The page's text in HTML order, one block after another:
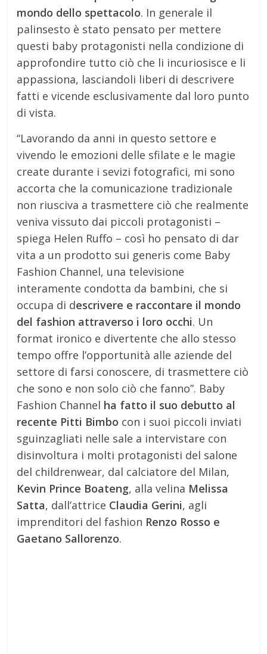
mondo dello spettacolo. In generale il
palinsesto è stato pensato per mettere
questi baby protagonisti nella condizione di
approfondire tutto ciò che li incuriosisce e li
appassiona, lasciandoli liberi di descrivere
fatti e vicende esclusivamente dal loro punto
di vista.
“Lavorando da anni in questo settore e
vivendo le emozioni delle sfilate e le magie
create durante i sevizi fotografici, mi sono
accorta che la comunicazione tradizionale
non riusciva a trasmettere ciò che realmente
veniva vissuto dai piccoli protagonisti –
spiega Helen Ruffo – così ho pensato di dar
vita a un prodotto sui generis come Baby
Fashion Channel, una televisione
interamente condotta da bambini, che si
occupa di descrivere e raccontare il mondo
del fashion attraverso i loro occhi. Un
format ironico e divertente che allo stesso
tempo offre l’opportunità alle aziende del
settore di farsi conoscere, di trasmettere ciò
che sono e non solo ciò che fanno”. Baby
Fashion Channel ha fatto il suo debutto al
recente Pitti Bimbo con i suoi piccoli inviati
sguinzagliati nelle sale a intervistare con
disinvoltura i molti protagonisti del salone
del childrenwear, dal calciatore del Milan,
Kevin Prince Boateng, alla velina Melissa
Satta, dall’attrice Claudia Gerini, agli
imprenditori del fashion Renzo Rosso e
Gaetano Sallorenzo.